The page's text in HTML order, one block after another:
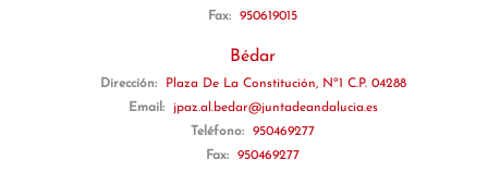
Fax:
950619015
Bédar
Dirección:
Plaza De La Constitución, Nº1 C.P. 04288
Email:
jpaz.al.bedar@juntadeandalucia.es
Teléfono:
950469277
Fax:
950469277